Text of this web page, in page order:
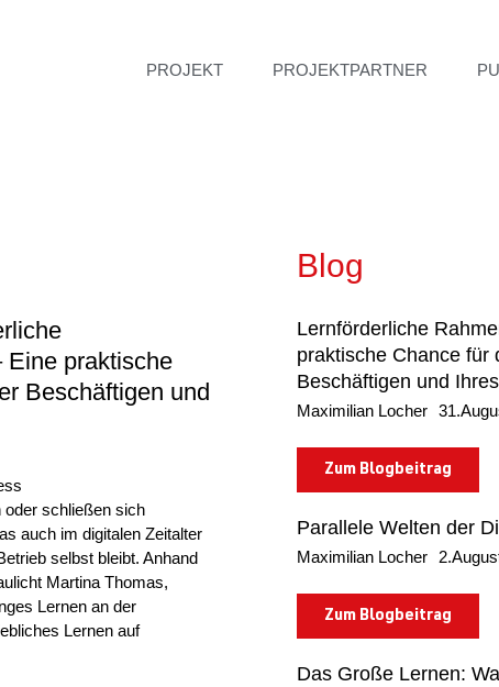
PROJEKT PROJEKTPARTNER
Eine praktische
Beschäftigen und
oder schließen sich
auch im digitalen Zeitalter
selbst bleibt. Anhand
Martina Thomas,
Lernen an der
Lernen auf
Blog
Lernförderliche
praktische Chance für
Beschäftigen und
Maximilian Locher
Zum Blogbeitrag
Parallele Welten der
Maximilian Locher
Zum Blogbeitrag
Das Große Lernen: